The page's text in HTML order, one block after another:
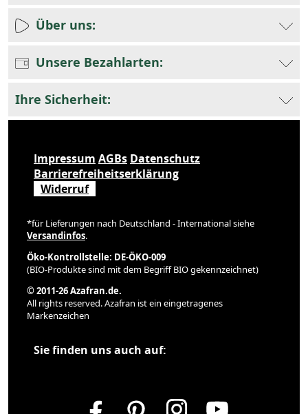
Über uns:
Unsere Bezahlarten:
Ihre Sicherheit:
Impressum AGBs Datenschutz
Barrierefreiheitserklärung
Widerruf
*für Lieferungen nach Deutschland - International siehe
Versandinfos.
Öko-Kontrollstelle: DE-ÖKO-009
(BIO-Produkte sind mit dem Begriff BIO gekennzeichnet)
© 2011-26 Azafran.de.
All rights reserved. Azafran ist ein eingetragenes
Markenzeichen
Sie finden uns auch auf: